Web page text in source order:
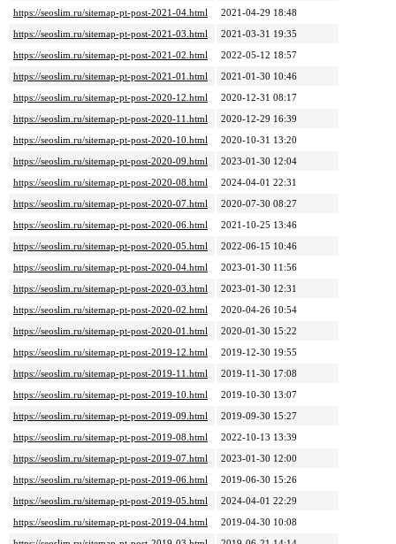
https://seoslim.ru/sitemap-pt-post-2021-04.html
2021-04-29 18:48
https://seoslim.ru/sitemap-pt-post-2021-03.html
2021-03-31 19:35
https://seoslim.ru/sitemap-pt-post-2021-02.html
2022-05-12 18:57
https://seoslim.ru/sitemap-pt-post-2021-01.html
2021-01-30 10:46
https://seoslim.ru/sitemap-pt-post-2020-12.html
2020-12-31 08:17
https://seoslim.ru/sitemap-pt-post-2020-11.html
2020-12-29 16:39
https://seoslim.ru/sitemap-pt-post-2020-10.html
2020-10-31 13:20
https://seoslim.ru/sitemap-pt-post-2020-09.html
2023-01-30 12:04
https://seoslim.ru/sitemap-pt-post-2020-08.html
2024-04-01 22:31
https://seoslim.ru/sitemap-pt-post-2020-07.html
2020-07-30 08:27
https://seoslim.ru/sitemap-pt-post-2020-06.html
2021-10-25 13:46
https://seoslim.ru/sitemap-pt-post-2020-05.html
2022-06-15 10:46
https://seoslim.ru/sitemap-pt-post-2020-04.html
2023-01-30 11:56
https://seoslim.ru/sitemap-pt-post-2020-03.html
2023-01-30 12:31
https://seoslim.ru/sitemap-pt-post-2020-02.html
2020-04-26 10:54
https://seoslim.ru/sitemap-pt-post-2020-01.html
2020-01-30 15:22
https://seoslim.ru/sitemap-pt-post-2019-12.html
2019-12-30 19:55
https://seoslim.ru/sitemap-pt-post-2019-11.html
2019-11-30 17:08
https://seoslim.ru/sitemap-pt-post-2019-10.html
2019-10-30 13:07
https://seoslim.ru/sitemap-pt-post-2019-09.html
2019-09-30 15:27
https://seoslim.ru/sitemap-pt-post-2019-08.html
2022-10-13 13:39
https://seoslim.ru/sitemap-pt-post-2019-07.html
2023-01-30 12:00
https://seoslim.ru/sitemap-pt-post-2019-06.html
2019-06-30 15:26
https://seoslim.ru/sitemap-pt-post-2019-05.html
2024-04-01 22:29
https://seoslim.ru/sitemap-pt-post-2019-04.html
2019-04-30 10:08